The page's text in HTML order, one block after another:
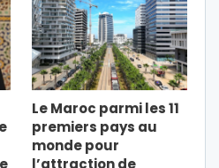
Le Maroc parmi les 11
premiers pays au
monde pour